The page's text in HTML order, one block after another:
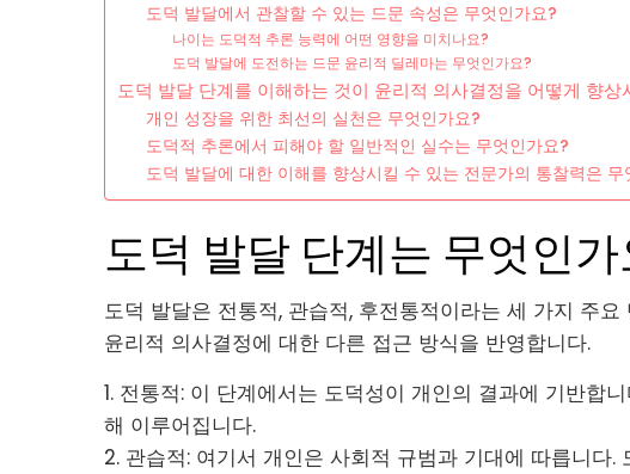
도덕 발달에서 관찰할 수 있는 드문 속성은 무엇인가요?
나이는 도덕적 추론 능력에 어떤 영향을 미치나요?
도덕 발달에 도전하는 드문 윤리적 딜레마는 무엇인가요?
도덕 발달 단계를 이해하는 것이 윤리적 의사결정을 어떻게 향상
개인 성장을 위한 최선의 실천은 무엇인가요?
도덕적 추론에서 피해야 할 일반적인 실수는 무엇인가요?
도덕 발달에 대한 이해를 향상시킬 수 있는 전문가의 통찰력은 무
도덕 발달 단계는 무엇인가
도덕 발달은 전통적, 관습적, 후전통적이라는 세 가지 주
윤리적 의사결정에 대한 다른 접근 방식을 반영합니다.
1. 전통적: 이 단계에서는 도덕성이 개인의 결과에 기반합
해 이루어집니다.
2. 관습적: 여기서 개인은 사회적 규범과 기대에 따릅니다